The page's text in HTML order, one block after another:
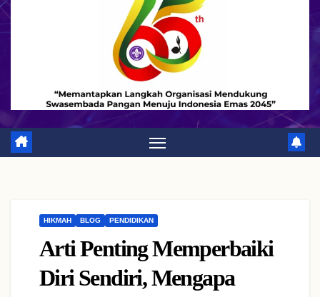
HIKMAH BLOG PENDIDIKAN
Arti Penting Memperbaiki
Diri Sendiri, Mengapa